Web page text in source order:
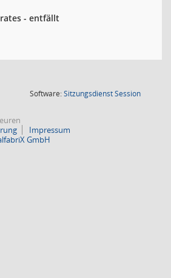
- entfällt
Software:SitzungsdienstSession(Wird in
Impressum
GmbH